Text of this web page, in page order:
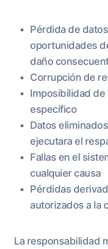
Pérdida de
oportunidades
daño
Corrupción de
Imposibilidad
específico
Datos
ejecutara el
Fallas en el
cualquier causa
Pérdidas
autorizados a la
La responsabilidad